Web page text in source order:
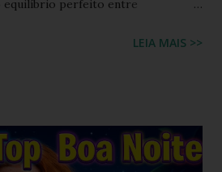
equilíbrio perfeito entre
na moda feminina e urbana.
aquele elástico de cabelo
conquistou passarelas, vitrines
LEIA MAIS >>